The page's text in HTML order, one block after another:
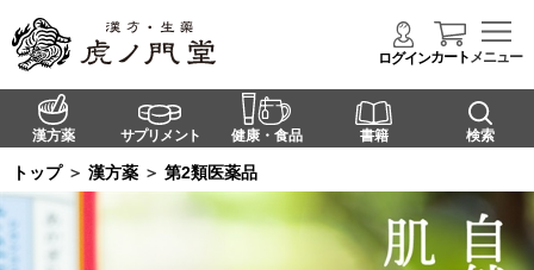
ログインカートメニュー
漢方薬 サプリメント 健康・食品 書籍 検索
トップ ＞ 漢方薬 ＞ 第2類医薬品